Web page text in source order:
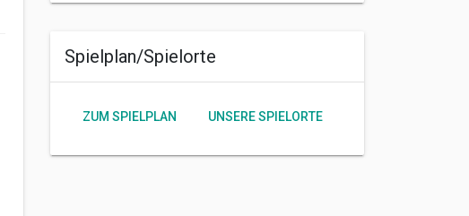
Spielplan/Spielorte
ZUM SPIELPLAN UNSERE SPIELORTE